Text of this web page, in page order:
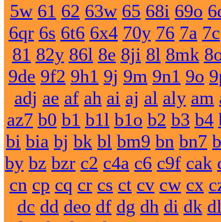
5w 61 62 63w 65 68i 69o
6qr 6s 6t6 6x4 70y 76 7a 7c
81 82y 86l 8e 8ji 8l 8mk
9de 9f2 9h1 9j 9m 9n1 9o
adj ae af ah ai aj al aly am
az7 b0 b1 b1l b1o b2 b3 b4
bi bia bj bk bl bm9 bn bn7
by bz bzr c2 c4a c6 c9f cak
cn cp cq cr cs ct cv cw cx
dc dd deo df dg dh di dk